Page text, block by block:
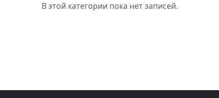
В этой категории пока нет записей.